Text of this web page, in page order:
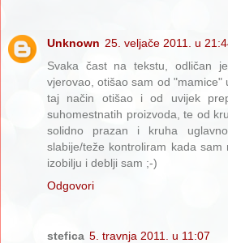
Unknown 25. veljače 2011. u
Svaka čast na tekstu, odličan
vjerovao, otišao sam od "mamice"
taj način otišao i od uvijek
suhomestnatih proizvoda, te od
solidno prazan i kruha
slabije/teže kontroliram kada
izobilju i deblji sam ;-)
Odgovori
stefica 5. travnja 2011. u 11:07